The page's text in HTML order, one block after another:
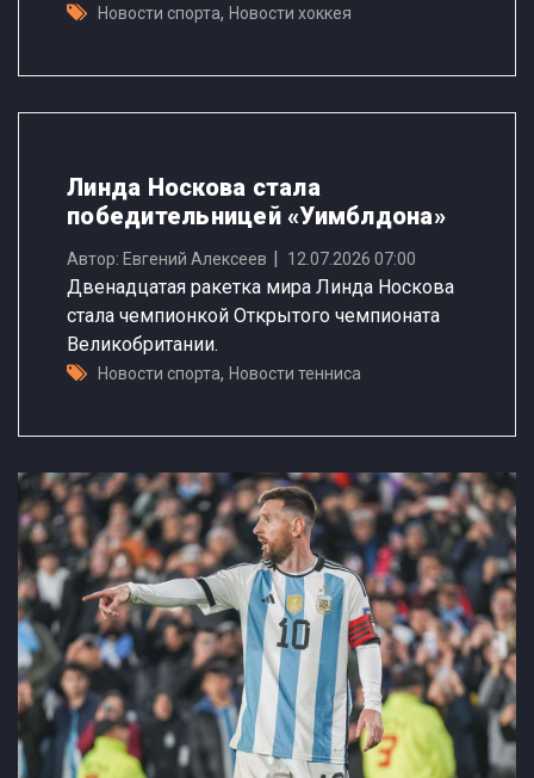
Новости спорта, Новости хоккея
Линда Носкова стала
победительницей «Уимблдона»
Автор: Евгений Алексеев 12.07.2026 07:00
Двенадцатая ракетка мира Линда Носкова
стала чемпионкой Открытого чемпионата
Великобритании.
Новости спорта, Новости тенниса